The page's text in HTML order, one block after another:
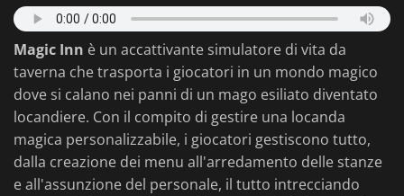
Magic Inn è un accattivante simulatore di vita da
taverna che trasporta i giocatori in un mondo magico
dove si calano nei panni di un mago esiliato diventato
locandiere. Con il compito di gestire una locanda
magica personalizzabile, i giocatori gestiscono tutto,
dalla creazione dei menu all'arredamento delle stanze
e all'assunzione del personale, il tutto intrecciando